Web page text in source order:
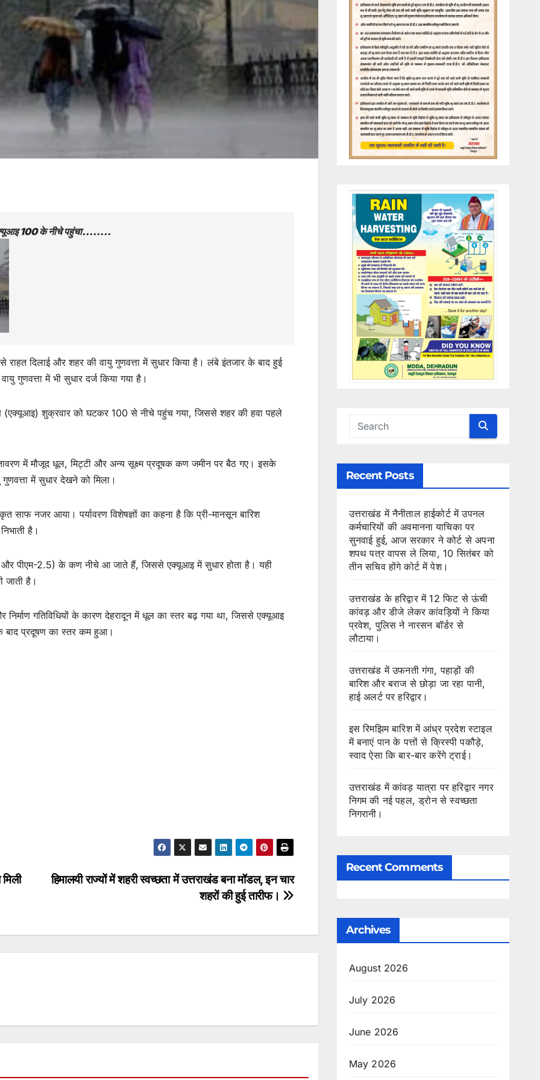
एक्यूआइ 100 के नीचे पहुंचा……..
राहत दिलाई और शहर की वायु गुणवत्ता में सुधार किया है। लंबे इंतजार के बाद हुई
गुणवत्ता में भी सुधार दर्ज किया गया है।
शुक्रवार को घटकर 100 से नीचे पहुंच गया, जिससे शहर की हवा पहले
में मौजूद धूल, मिट्टी और अन्य सूक्ष्म प्रदूषक कण जमीन पर बैठ गए। इसके
में सुधार देखने को मिला।
साफ नजर आया। पर्यावरण विशेषज्ञों का कहना है कि प्री-मानसून बारिश
है।
और पीएम-2.5) के कण नीचे आ जाते हैं, जिससे एक्यूआइ में सुधार होता है। यही
जाती है।
गतिविधियों के कारण देहरादून में धूल का स्तर बढ़ गया था, जिससे एक्यूआइ
बाद प्रदूषण का स्तर कम हुआ।
हिमालयी राज्यों में शहरी स्वच्छता में उत्तराखंड बना मॉडल, इन चार
शहरों की हुई तारीफ।
Recent Posts
उत्तराखंड में नैनीताल हाईकोर्ट में उपनल
कर्मचारियों की अवमानना याचिका पर
सुनवाई हुई, आज सरकार ने कोर्ट से अपना
शपथ पत्र वापस ले लिया, 10 सितंबर को
तीन सचिव होंगे कोर्ट में पेश।
उत्तराखंड के हरिद्वार में 12 फिट से ऊंची
कांवड़ और डीजे लेकर कांवड़ियों ने किया
प्रवेश, पुलिस ने नारसन बॉर्डर से
लौटाया।
उत्तराखंड में उफनती गंगा, पहाड़ों की
बारिश और बराज से छोड़ा जा रहा पानी,
हाई अलर्ट पर हरिद्वार।
इस रिमझिम बारिश में आंध्र प्रदेश स्टाइल
में बनाएं पान के पत्तों से क्रिस्पी पकौड़े,
स्वाद ऐसा कि बार-बार करेंगे ट्राई।
उत्तराखंड में कांवड़ यात्रा पर हरिद्वार नगर
निगम की नई पहल, ड्रोन से स्वच्छता
निगरानी।
Recent Comments
Archives
August 2026
July 2026
June 2026
May 2026